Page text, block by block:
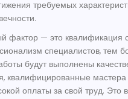
требуемых
фактор — это квалификация
специалистов, тем
будут выполнены
квалифицированные
оплаты за свой труд. Это